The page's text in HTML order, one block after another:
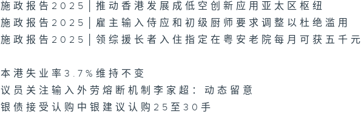
施政报告2025│推动香港发展成低空创新应用亚太区枢纽
施政报告2025│雇主输入侍应和初级厨师要求调整以杜绝滥用
施政报告2025│领综援长者入住指定在粤安老院每月可获五千元
本港失业率3.7%维持不变
议员关注输入外劳熔断机制李家超：动态留意
银债接受认购中银建议认购25至30手